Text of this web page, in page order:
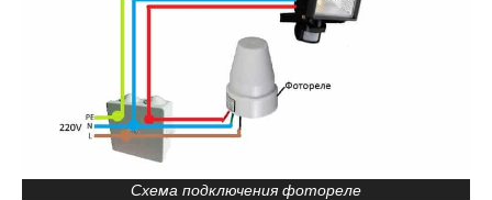
Схема подключения фотореле